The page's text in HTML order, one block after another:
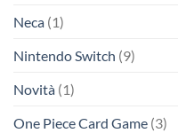
Neca (1)
Nintendo Switch (9)
Novità (1)
One Piece Card Game (3)